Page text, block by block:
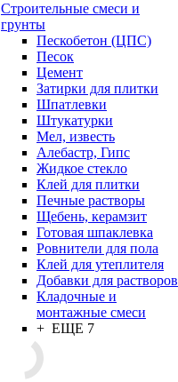
Строительные смеси и
грунты
Пескобетон (ЦПС)
Песок
Цемент
Затирки для плитки
Шпатлевки
Штукатурки
Мел, известь
Алебастр, Гипс
Жидкое стекло
Клей для плитки
Печные растворы
Щебень, керамзит
Готовая шпаклевка
Ровнители для пола
Клей для утеплителя
Добавки для растворов
Кладочные и
монтажные смеси
+ ЕЩЕ 7